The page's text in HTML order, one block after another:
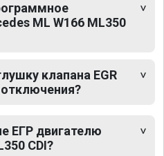
ML W166 ML350
клапана EGR
ЕГР двигателю
CDI?